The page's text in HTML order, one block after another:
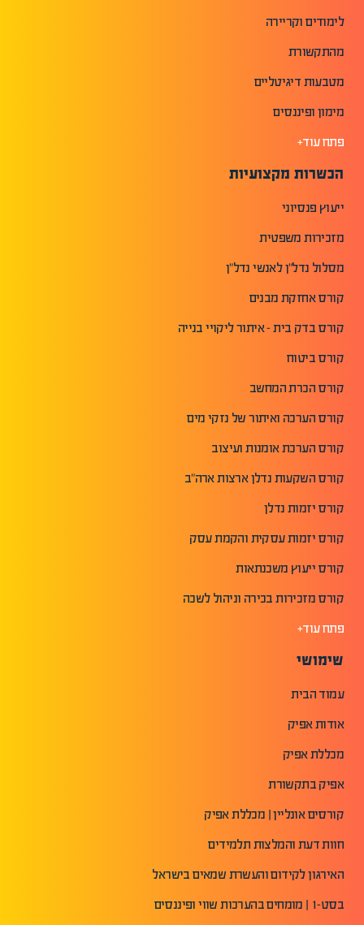
לימודים וקריירה
מהתקשורת
מטבעות דיגיטליים
מימון ופיננסים
פתח עוד+
הכשרות מקצועיות
ייעוץ פנסיוני
מזכירות משפטית
מסלול נדל"ן לאנשי נדל"ן
קורס אחזקת מבנים
קורס בדק בית - איתור ליקויי בנייה
קורס ביטוח
קורס הכרת המחשב
קורס הערכה ואיתור של נזקי מים
קורס הערכת אומנות ועיצוב
קורס השקעות נדלן ארצות ארה"ב
קורס יזמות נדלן
קורס יזמות עסקית והקמת עסק
קורס ייעוץ משכנתאות
קורס מזכירות בכירה וניהול לשכה
פתח עוד+
שימושי
עמוד הבית
אודות אפיק
מכללת אפיק
אפיק בתקשורת
קורסים אונליין | מכללת אפיק
חוות דעת והמלצות תלמידים
האירגון לקידום והעשרת שמאים בישראל
בסט-1 | מומחים בהערכות שווי ופיננסים